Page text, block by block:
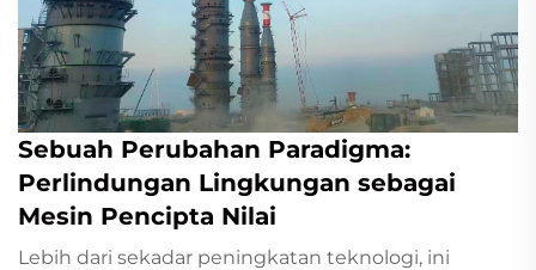
Sebuah Perubahan Paradigma:
Perlindungan Lingkungan sebagai
Mesin Pencipta Nilai
Lebih dari sekadar peningkatan teknologi, ini